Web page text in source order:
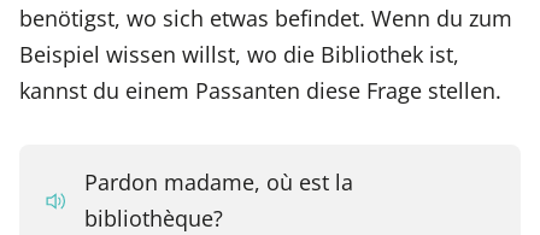
benötigst, wo sich etwas befindet. Wenn du zum
Beispiel wissen willst, wo die Bibliothek ist,
kannst du einem Passanten diese Frage stellen.
Pardon madame, où est la
bibliothèque?